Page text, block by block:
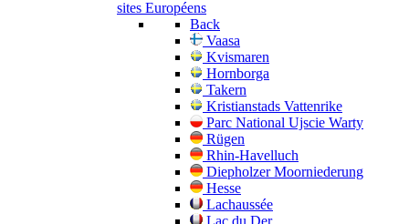
sites Européens
Back
Vaasa
Kvismaren
Hornborga
Takern
Kristianstads Vattenrike
Parc National Ujscie Warty
Rügen
Rhin-Havelluch
Diepholzer Moorniederung
Hesse
Lachaussée
Lac du Der